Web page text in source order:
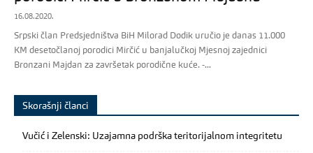
16.08.2020.
Srpski član Predsjedništva BiH Milorad Dodik uručio je danas 11.000
KM desetočlanoj porodici Mirčić u banjalučkoj Mjesnoj zajednici
Bronzani Majdan za završetak porodične kuće. -...
Skorašnji članci
Vučić i Zelenski: Uzajamna podrška teritorijalnom integritetu